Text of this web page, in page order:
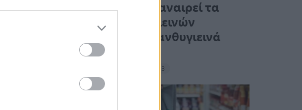
Ένας στους 4 αναιρεί τα
οφέλη των υγιεινών
γευμάτων με ανθυγιεινά
σνακ
18:11 - 15 Σεπτεμβρίου 2023